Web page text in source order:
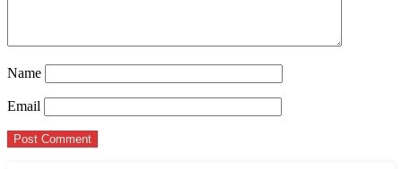
Name
Email